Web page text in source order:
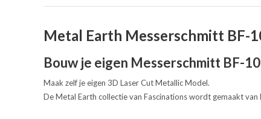
Metal Earth Messerschmitt BF-
Bouw je eigen Messerschmitt BF-
Maak zelf je eigen 3D Laser Cut Metallic Model.
De Metal Earth collectie van Fascinations wordt gemaakt